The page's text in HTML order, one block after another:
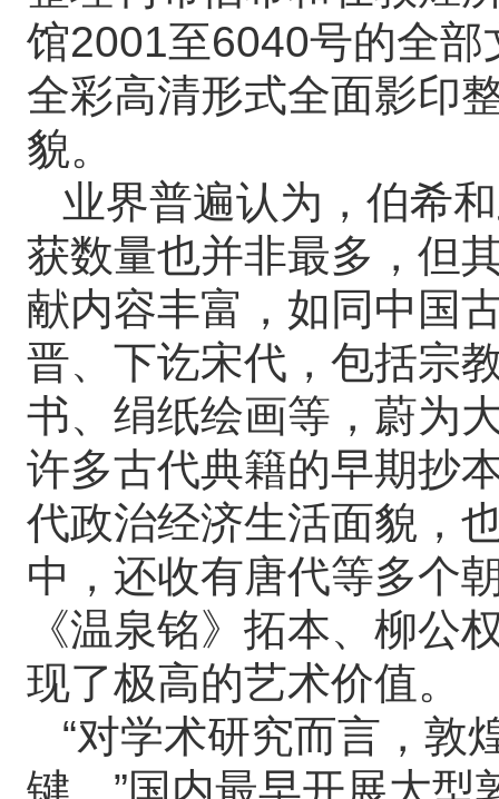
馆2001至6040号的全
全彩高清形式全面影印
貌。
业界普遍认为，伯希
获数量也并非最多，但
献内容丰富，如同中国
晋、下讫宋代，包括宗
书、绢纸绘画等，蔚为
许多古代典籍的早期抄
代政治经济生活面貌，
中，还收有唐代等多个
《温泉铭》拓本、柳公
现了极高的艺术价值。
“对学术研究而言，敦